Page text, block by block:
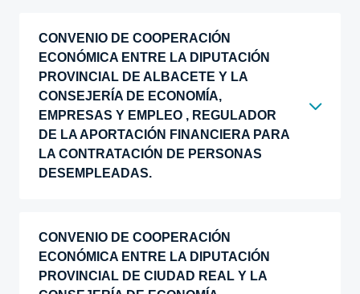
CONVENIO DE COOPERACIÓN
ECONÓMICA ENTRE LA DIPUTACIÓN
PROVINCIAL DE ALBACETE Y LA
CONSEJERÍA DE ECONOMÍA,
EMPRESAS Y EMPLEO , REGULADOR
DE LA APORTACIÓN FINANCIERA PARA
LA CONTRATACIÓN DE PERSONAS
DESEMPLEADAS.
CONVENIO DE COOPERACIÓN
ECONÓMICA ENTRE LA DIPUTACIÓN
PROVINCIAL DE CIUDAD REAL Y LA